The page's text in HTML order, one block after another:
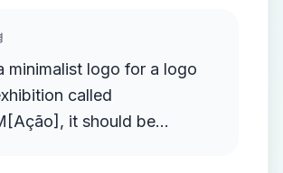
minimalist logo for a logo
called
it should be